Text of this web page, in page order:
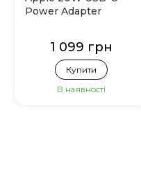
Power Adapter
1 099 грн
Купити
В наявності